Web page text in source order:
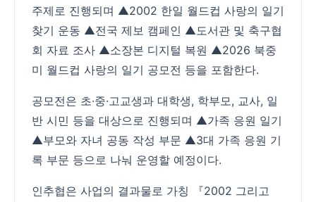
주제로 진행되며 ▲2002 한일 월드컵 사랑의 일기
찾기 운동 ▲전국 제보 캠페인 ▲도서관 및 축구협
회 자료 조사 ▲소장본 디지털 복원 ▲2026 북중
미 월드컵 사랑의 일기 공모전 등을 포함한다.
공모전은 초·중·고교생과 대학생, 학부모, 교사, 일
반 시민 등을 대상으로 진행되며 ▲가족 응원 일기
▲부모와 자녀 공동 작성 부문 ▲3대 가족 응원 기
록 부문 등으로 나눠 운영할 예정이다.
인추협은 사업의 결과물로 가칭 『2002 그리고